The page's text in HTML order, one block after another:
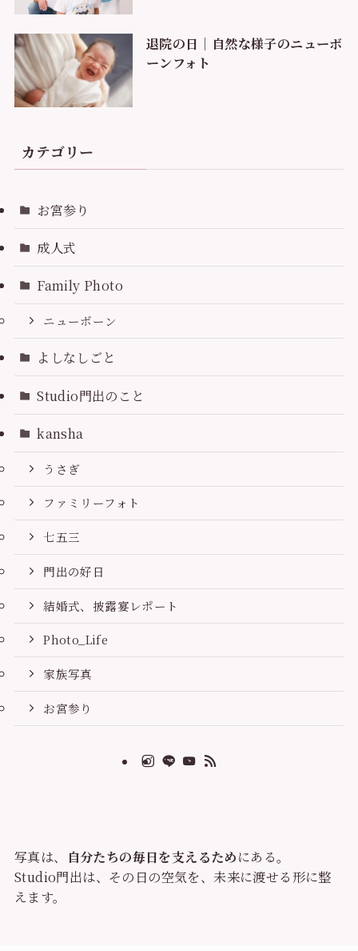
退院の日｜自然な様子のニューボ
ーンフォト
カテゴリー
お宮参り
成人式
Family Photo
ニューボーン
よしなしごと
Studio門出のこと
kansha
うさぎ
ファミリーフォト
七五三
門出の好日
結婚式、披露宴レポート
Photo_Life
家族写真
お宮参り
写真は、 自分たちの毎日を支えるためにある。
Studio門出は、その日の空気を、未来に渡せる形に整
えます。